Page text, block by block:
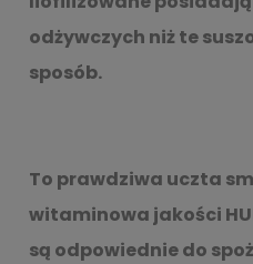
odżywczych niż te
sposób.
To prawdziwa uczta
witaminowa jakości
są odpowiednie do